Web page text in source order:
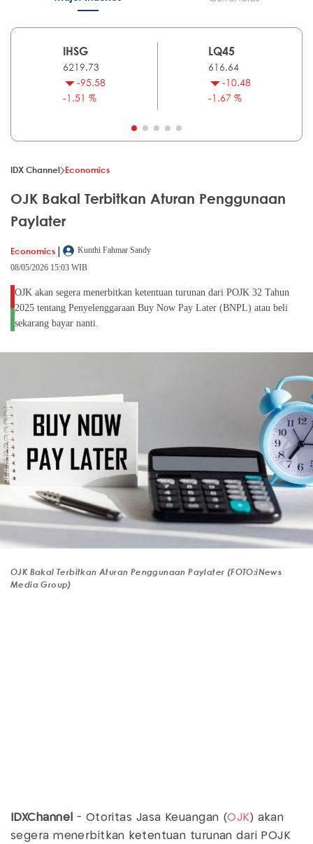
IHSG
6219.73
-95.58
-1.51 %
LQ45
616.64
-10.48
-1.67 %
IDX Channel Economics
OJK Bakal Terbitkan Aturan Penggunaan
Paylater
Economics |
Kunthi Fahmar Sandy
08/05/2026 15:03 WIB
OJK akan segera menerbitkan ketentuan turunan dari POJK 32 Tahun
2025 tentang Penyelenggaraan Buy Now Pay Later (BNPL) atau beli
sekarang bayar nanti.
OJK Bakal Terbitkan Aturan Penggunaan Paylater (FOTO:iNews
Media Group)
IDXChannel - Otoritas Jasa Keuangan (OJK ) akan
segera menerbitkan ketentuan turunan dari POJK